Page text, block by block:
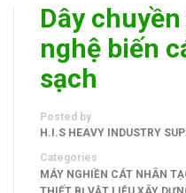
Dây
nghệ biến
sạch
Posted by
H.I.S HEAVY INDUSTRY
Categories
MÁY NGHIỀN CÁT NHÂN